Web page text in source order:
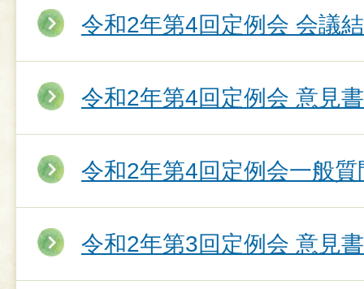
令和2年第4回定例会 会議
令和2年第4回定例会 意見
令和2年第4回定例会一般質
令和2年第3回定例会 意見